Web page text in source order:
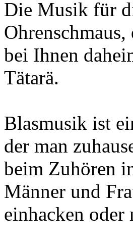
Die Musik für
bei Ihnen
Tätarä.
Blasmusik ist
der man
beim Zuhören
Männer und
einhacken oder